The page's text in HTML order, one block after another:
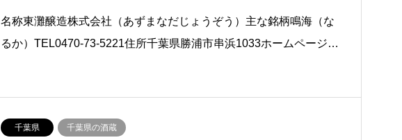
名称東灘醸造株式会社（あずまなだじょうぞう）主な銘柄鳴海（な
るか）TEL0470-73-5221住所千葉県勝浦市串浜1033ホームページ…
千葉県 千葉県の酒蔵